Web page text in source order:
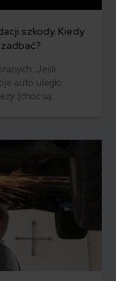
szkody. Kiedy
Jeśli
auto uległo
(choć są